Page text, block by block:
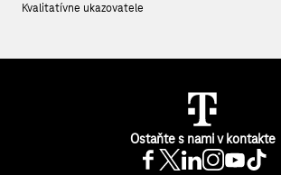
Kvalitatívne ukazovatele
Ostaňte s nami v kontakte